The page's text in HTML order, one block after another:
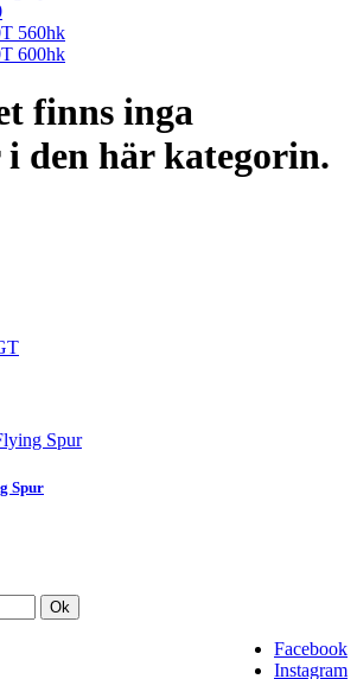
560hk
600hk
finns inga
den här kategorin.
Spur
Ok
Facebook
Instagram